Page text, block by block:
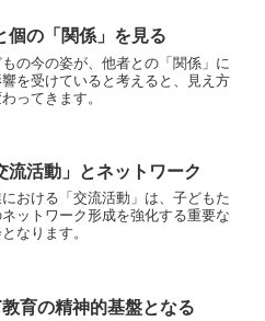
個の「関係」を見る
の今の姿が、他者との「関係」に
響を受けていると考えると、見え方
ってきます。
流活動」とネットワーク
おける「交流活動」は、子どもた
ットワーク形成を強化する重要な
なります。
育の精神的基盤となる